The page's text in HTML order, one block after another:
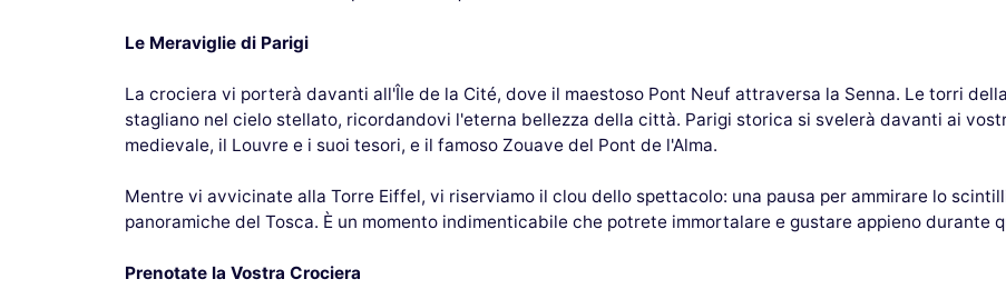
Le Meraviglie di Parigi
La crociera vi porterà davanti all'Île de la Cité, dove il maestoso Pont Neuf attraversa la Senna. Le torri
stagliano nel cielo stellato, ricordandovi l'eterna bellezza della città. Parigi storica si svelerà davanti ai
medievale, il Louvre e i suoi tesori, e il famoso Zouave del Pont de l'Alma.
Mentre vi avvicinate alla Torre Eiffel, vi riserviamo il clou dello spettacolo: una pausa per ammirare lo
panoramiche del Tosca. È un momento indimenticabile che potrete immortalare e gustare appieno durante
Prenotate la Vostra Crociera